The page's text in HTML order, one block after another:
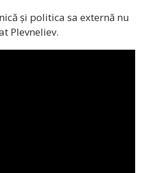
și politica sa externă nu
Plevneliev.